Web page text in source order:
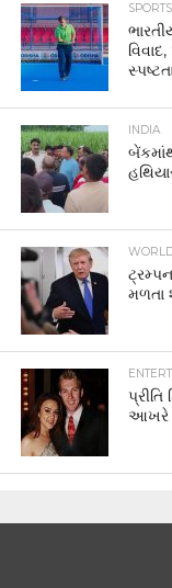
SPORTS
INDIA
મળતા
આખરે